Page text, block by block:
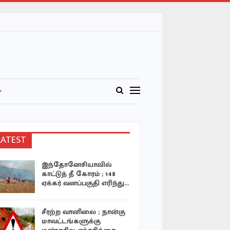
இந்தோனேசியாவில்
காட்டுத் தீ கோரம் ; 148
ஏக்கர் வனப்பகுதி எரிந்து…
சீரற்ற வானிலை ; நான்கு
மாவட்டங்களுக்கு